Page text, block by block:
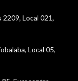
2209, Local 021,
Local 05,